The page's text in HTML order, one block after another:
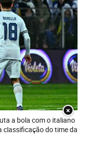
×
a bola com o italiano
classificação do time da